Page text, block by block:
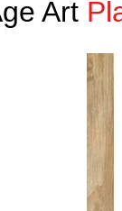
Art